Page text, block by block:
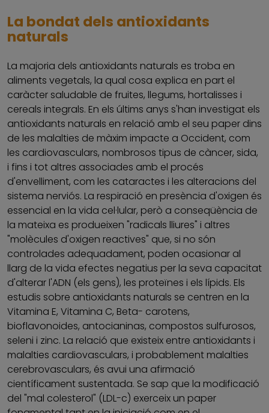
La bondat dels antioxidants
naturals
La majoria dels antioxidants naturals es troba en
aliments vegetals, la qual cosa explica en part el
caràcter saludable de fruites, llegums, hortalisses i
cereals integrals. En els últims anys s'han investigat els
antioxidants naturals en relació amb el seu paper dins
de les malalties de màxim impacte a Occident, com
les cardiovasculars, nombrosos tipus de càncer, sida,
i fins i tot altres associades amb el procés
d'envelliment, com les cataractes i les alteracions del
sistema nerviós. La respiració en presència d'oxigen és
essencial en la vida cel·lular, però a conseqüència de
la mateixa es produeixen "radicals lliures" i altres
"molècules d'oxigen reactives" que, si no són
controlades adequadament, poden ocasionar al
llarg de la vida efectes negatius per la seva capacitat
d'alterar l'ADN (els gens), les proteïnes i els lípids. Els
estudis sobre antioxidants naturals se centren en la
Vitamina E, Vitamina C, Beta- carotens,
bioflavonoides, antocianinas, compostos sulfurosos,
seleni i zinc. La relació que existeix entre antioxidants i
malalties cardiovasculars, i probablement malalties
cerebrovasculars, és avui una afirmació
científicament sustentada. Se sap que la modificació
del "mal colesterol" (LDL-c) exerceix un paper